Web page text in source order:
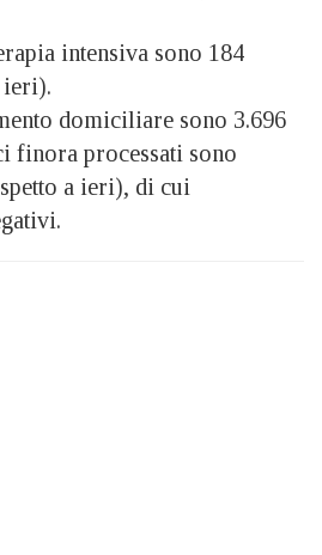
intensiva sono 184
ieri).
domiciliare sono 3.696
finora processati sono
a ieri), di cui